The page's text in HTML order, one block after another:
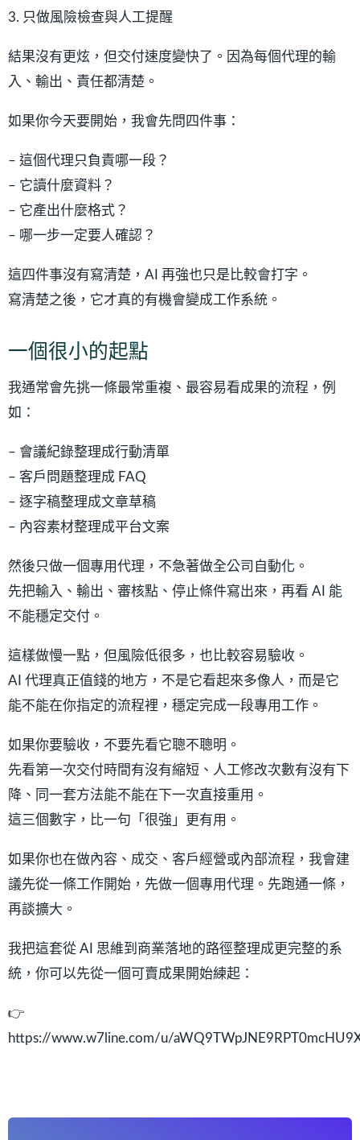
3. 只做風險檢查與人工提醒
結果沒有更炫，但交付速度變快了。因為每個代理的輸
入、輸出、責任都清楚。
如果你今天要開始，我會先問四件事：
– 這個代理只負責哪一段？
– 它讀什麼資料？
– 它產出什麼格式？
– 哪一步一定要人確認？
這四件事沒有寫清楚，AI 再強也只是比較會打字。
寫清楚之後，它才真的有機會變成工作系統。
一個很小的起點
我通常會先挑一條最常重複、最容易看成果的流程，例
如：
– 會議紀錄整理成行動清單
– 客戶問題整理成 FAQ
– 逐字稿整理成文章草稿
– 內容素材整理成平台文案
然後只做一個專用代理，不急著做全公司自動化。
先把輸入、輸出、審核點、停止條件寫出來，再看 AI 能
不能穩定交付。
這樣做慢一點，但風險低很多，也比較容易驗收。
AI 代理真正值錢的地方，不是它看起來多像人，而是它
能不能在你指定的流程裡，穩定完成一段專用工作。
如果你要驗收，不要先看它聰不聰明。
先看第一次交付時間有沒有縮短、人工修改次數有沒有下
降、同一套方法能不能在下一次直接重用。
這三個數字，比一句「很強」更有用。
如果你也在做內容、成交、客戶經營或內部流程，我會建
議先從一條工作開始，先做一個專用代理。先跑通一條，
再談擴大。
我把這套從 AI 思維到商業落地的路徑整理成更完整的系
統，你可以先從一個可賣成果開始練起：
👉
https://www.w7line.com/u/